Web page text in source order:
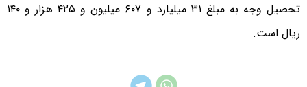
تحصیل وجه به مبلغ ۳۱ میلیارد و ۶۰۷ میلیون و ۴۲۵ هزار و ۱۴۰
ریال است.